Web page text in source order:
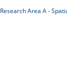
Research Area A -